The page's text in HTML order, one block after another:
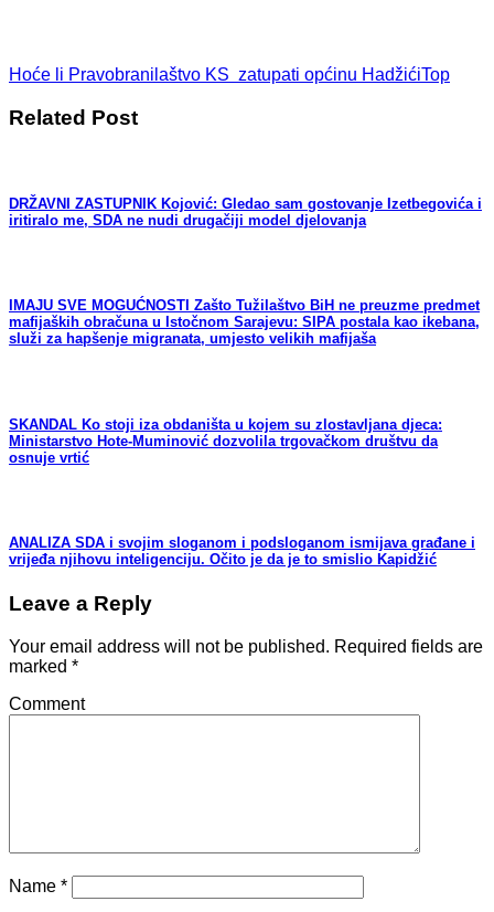
Hoće li Pravobranilaštvo KS zatupati općinu HadžićiTop
Related Post
DRŽAVNI ZASTUPNIK Kojović: Gledao sam gostovanje Izetbegovića i
iritiralo me, SDA ne nudi drugačiji model djelovanja
IMAJU SVE MOGUĆNOSTI Zašto Tužilaštvo BiH ne preuzme predmet
mafijaških obračuna u Istočnom Sarajevu: SIPA postala kao ikebana,
služi za hapšenje migranata, umjesto velikih mafijaša
SKANDAL Ko stoji iza obdaništa u kojem su zlostavljana djeca:
Ministarstvo Hote-Muminović dozvolila trgovačkom društvu da
osnuje vrtić
ANALIZA SDA i svojim sloganom i podsloganom ismijava građane i
vrijeđa njihovu inteligenciju. Očito je da je to smislio Kapidžić
Leave a Reply
Your email address will not be published. Required fields are
marked *
Comment
Name *